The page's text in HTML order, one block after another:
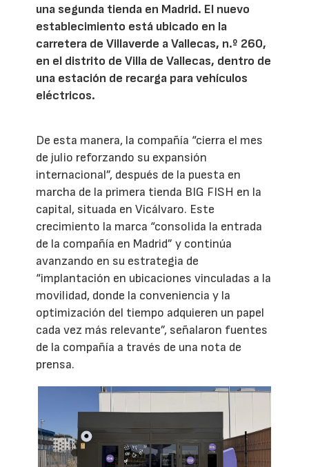
una segunda tienda en Madrid. El nuevo
establecimiento está ubicado en la
carretera de Villaverde a Vallecas, n.º 260,
en el distrito de Villa de Vallecas, dentro de
una estación de recarga para vehículos
eléctricos.
De esta manera, la compañía “cierra el mes
de julio reforzando su expansión
internacional”, después de la puesta en
marcha de la primera tienda BIG FISH en la
capital, situada en Vicálvaro. Este
crecimiento la marca “consolida la entrada
de la compañía en Madrid” y continúa
avanzando en su estrategia de
“implantación en ubicaciones vinculadas a la
movilidad, donde la conveniencia y la
optimización del tiempo adquieren un papel
cada vez más relevante”, señalaron fuentes
de la compañía a través de una nota de
prensa.